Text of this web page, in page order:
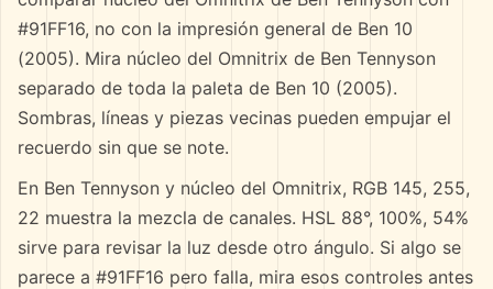
#91FF16, no con la impresión general de Ben 10
(2005). Mira núcleo del Omnitrix de Ben Tennyson
separado de toda la paleta de Ben 10 (2005).
Sombras, líneas y piezas vecinas pueden empujar el
recuerdo sin que se note.
En Ben Tennyson y núcleo del Omnitrix, RGB 145, 255,
22 muestra la mezcla de canales. HSL 88°, 100%, 54%
sirve para revisar la luz desde otro ángulo. Si algo se
parece a #91FF16 pero falla, mira esos controles antes